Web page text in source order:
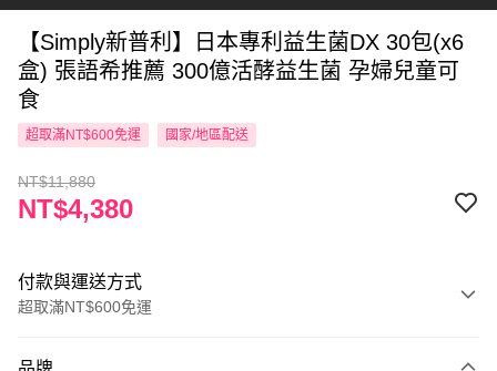
【Simply新普利】日本專利益生菌DX 30包(x6
盒) 張語希推薦 300億活酵益生菌 孕婦兒童可
食
超取滿NT$600免運 國家/地區配送
NT$11,880
NT$4,380
付款與運送方式
超取滿NT$600免運